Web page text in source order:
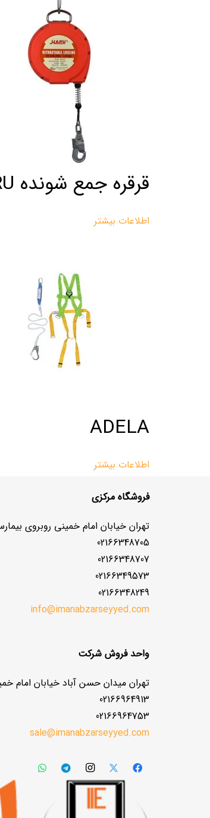
قرقره جمع شونده HARU مدل HB-30
اطلاعات بیشتر
ADELA
اطلاعات بیشتر
فروشگاه مرکزی
تهران خیابان امام خمینی روبروی بیمارستان سینا
02166348705
02166348707
02166349573
02166348249
info@imanabzarseyyed.com
واحد فروش شرکت
تهران میدان حسن آباد خیابان امام
02166964913
02166964753
sale@imanabzarseyyed.com